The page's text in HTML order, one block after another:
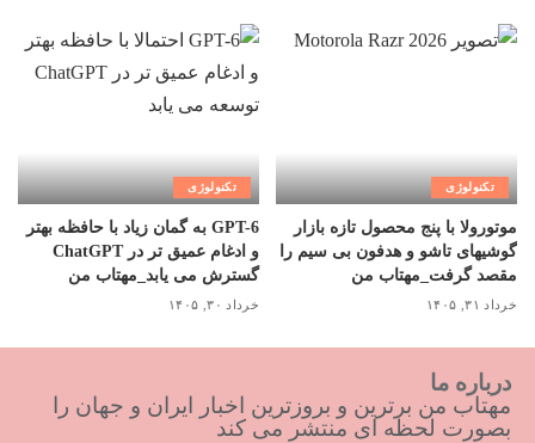
تکنولوژی
موتورولا با پنج محصول تازه بازار
گوشیهای تاشو و هدفون بی سیم را
مقصد گرفت_مهتاب من
خرداد ۳۱, ۱۴۰۵
تکنولوژی
GPT-6 به گمان زیاد با حافظه بهتر
و ادغام عمیق تر در ChatGPT
گسترش می یابد_مهتاب من
خرداد ۳۰, ۱۴۰۵
درباره ما
مهتاب من برترین و بروزترین اخبار ایران و جهان را
بصورت لحظه ای منتشر می کند